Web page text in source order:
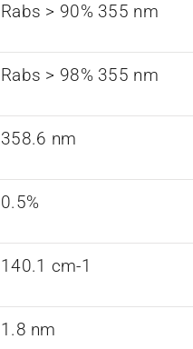
Rabs > 90% 355 nm
Rabs > 98% 355 nm
358.6 nm
0.5%
140.1 cm-1
1.8 nm